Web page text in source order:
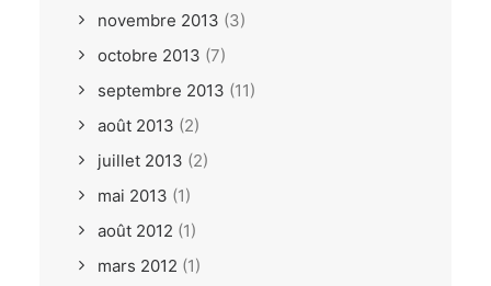
novembre 2013 (3)
octobre 2013 (7)
septembre 2013 (11)
août 2013 (2)
juillet 2013 (2)
mai 2013 (1)
août 2012 (1)
mars 2012 (1)